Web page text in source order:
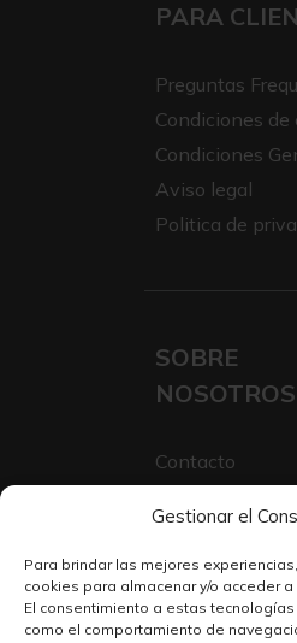
Gestionar el
Para brindar las mejores
cookies para almacenar y/o acceder
El consentimiento a estas
como el comportamiento de
PARA
Preguntas
Condiciones de
Condiciones
Aviso legal
Politica de
SOBRE
NOSOTROS
Contacto